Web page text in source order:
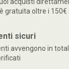
acquisti
gratuita oltre i 150€
sicuri
avvengono in